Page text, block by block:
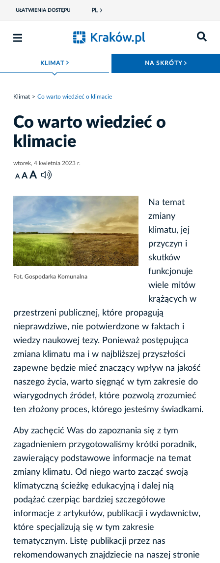
UŁATWIENIA DOSTĘPU PL
KLIMAT ROZWIŃ MENU NA SKRÓTY
Klimat Co warto wiedzieć o klimacie
Co warto wiedzieć o
klimacie
wtorek, 4 kwietnia 2023 r.
A A A
Fot. Gospodarka Komunalna
Na temat
zmiany
klimatu, jej
przyczyn i
skutków
funkcjonuje
wiele mitów
krążących w
przestrzeni publicznej, które propagują
nieprawdziwe, nie potwierdzone w faktach i
wiedzy naukowej tezy. Ponieważ postępująca
zmiana klimatu ma i w najbliższej przyszłości
zapewne będzie mieć znaczący wpływ na jakość
naszego życia, warto sięgnąć w tym zakresie do
wiarygodnych źródeł, które pozwolą zrozumieć
ten złożony proces, którego jesteśmy świadkami.
Aby zachęcić Was do zapoznania się z tym
zagadnieniem przygotowaliśmy krótki poradnik,
zawierający podstawowe informacje na temat
zmiany klimatu. Od niego warto zacząć swoją
klimatyczną ścieżkę edukacyjną i dalej nią
podążać czerpiąc bardziej szczegółowe
informacje z artykułów, publikacji i wydawnictw,
które specjalizują się w tym zakresie
tematycznym. Listę publikacji przez nas
rekomendowanych znajdziecie na naszej stronie